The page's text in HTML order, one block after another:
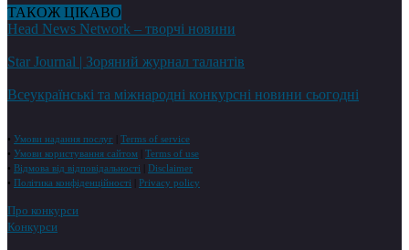
ТАКОЖ ЦІКАВО
Head News Network – творчі новини
Star Journal | Зоряний журнал талантів
Всеукраїнські та міжнародні конкурсні новини сьогодні
• Умови надання послуг
Terms of service
• Умови користування сайтом
Terms of use
• Відмова від відповідальності
Disclaimer
• Політика конфіденційності Privacy policy
Про конкурси
Конкурси